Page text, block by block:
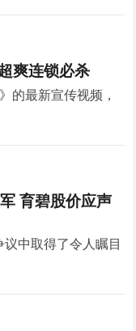
爽连锁必杀
的最新宣传视频，
育碧股价应声
中取得了令人瞩目